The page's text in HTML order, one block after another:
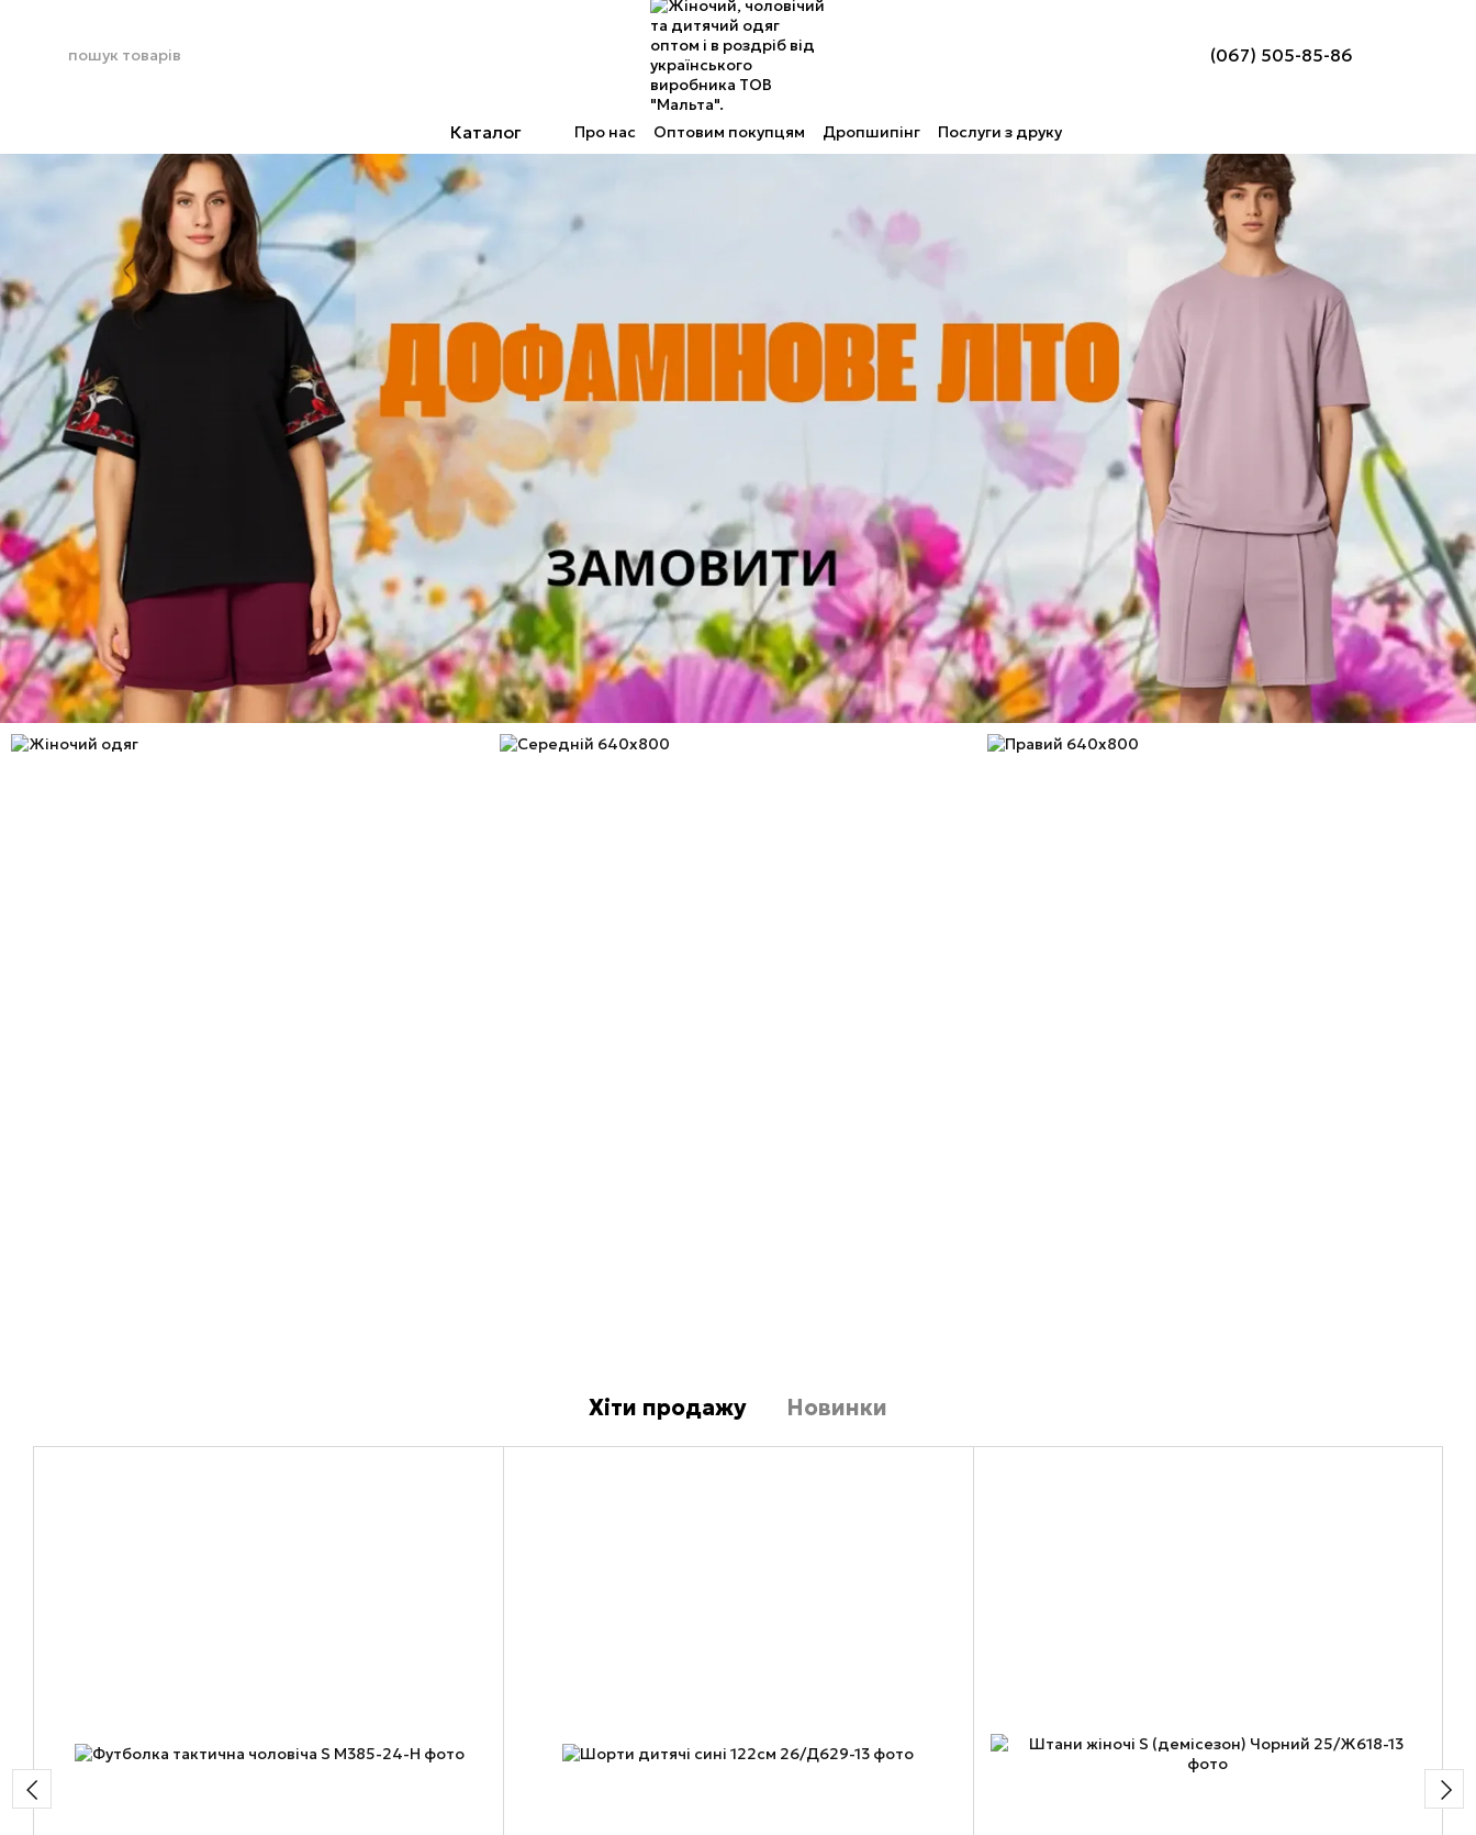
(067) 505-85-86
Каталог Про нас Оптовим покупцям Дропшипінг Послуги з друку
Хіти продажу Новинки